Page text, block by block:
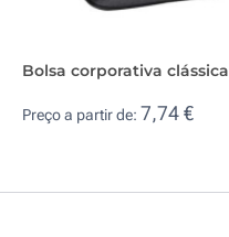
Bolsa corporativa
Preço a partir de: 7,74 €